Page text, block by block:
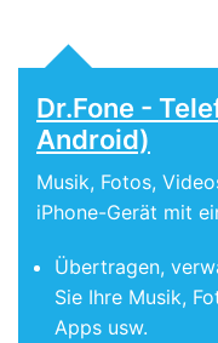
Dr.Fone -
Android)
Musik, Fotos,
iPhone-Gerät mit
Übertragen,
Sie Ihre Musik,
Apps usw.